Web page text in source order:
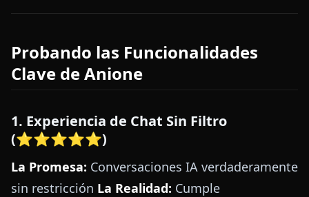
Probando las Funcionalidades
Clave de Anione
1. Experiencia de Chat Sin Filtro
(⭐⭐⭐⭐⭐)
La Promesa: Conversaciones IA verdaderamente
sin restricción La Realidad: Cumple